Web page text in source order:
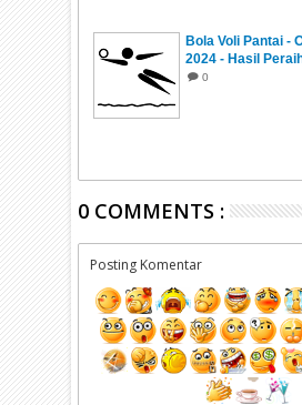
Bola Voli Pantai -
2024 - Hasil
Jadwal
0
0 COMMENTS :
Posting Komentar